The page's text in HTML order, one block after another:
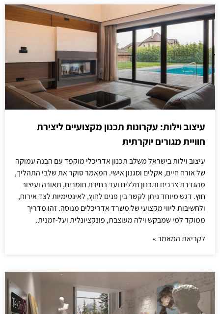
עיצוב וילות: עקרונות תכנון מקצועיים ליצירת
חוויית מגורים יוקרתית
עיצוב וילות בישראל משלב תכנון אדריכלי מוקפד עם הבנה עמוקה
של אורח חיים, אקלים וסגנון אישי. המאמר סוקר את שלבי התהליך,
מהגדרת צרכים ותכנון חללים ועד בחירת חומרים, תאורה ועיצוב
חוץ. דגש מיוחד ניתן לקשר בין פנים לחוץ, לאינטימיות לצד אירוח,
ולחשיבות ליווי מקצועי של משרד אדריכלים מנוסה. זהו מדריך
ממוקד למי שמבקש וילה מעוצבת, פונקציונלית ועל-זמנית.
לקריאת המאמר »